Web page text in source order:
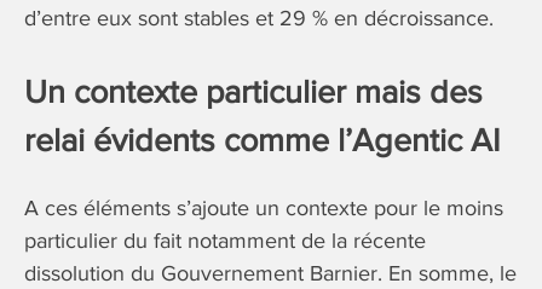
d’entre eux sont stables et 29 % en décroissance.
Un contexte particulier mais des
relai évidents comme l’Agentic AI
A ces éléments s’ajoute un contexte pour le moins
particulier du fait notamment de la récente
dissolution du Gouvernement Barnier. En somme, le